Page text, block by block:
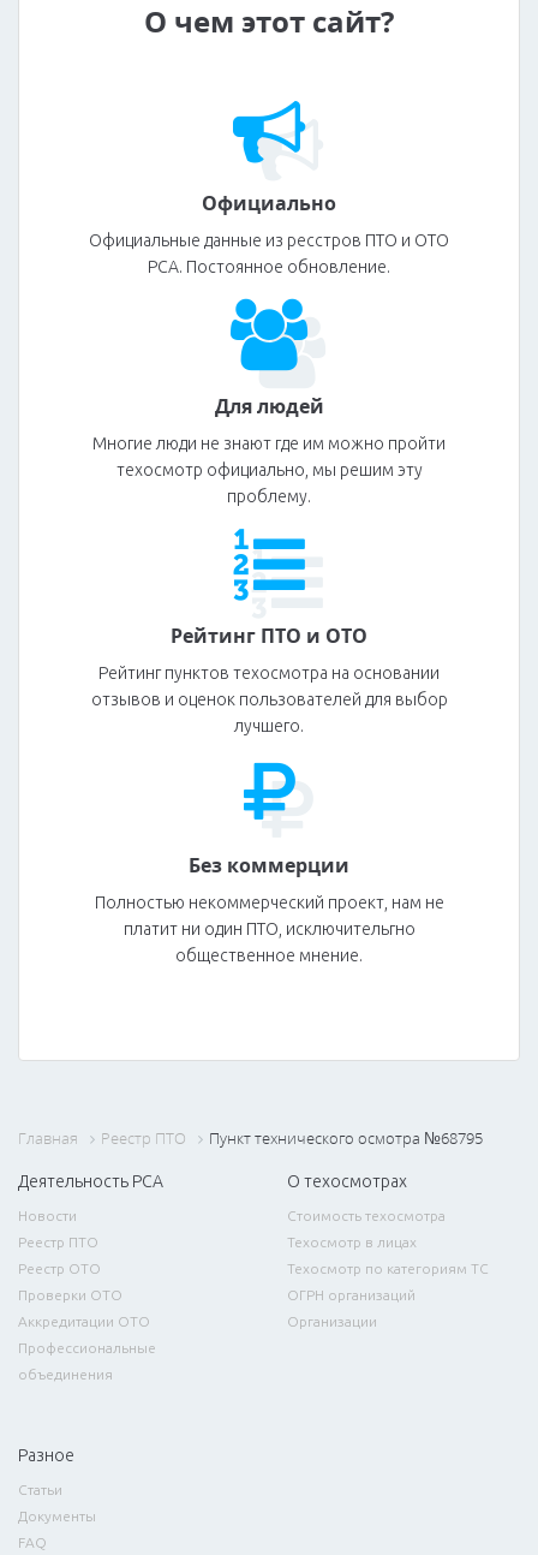
О чем этот сайт?
Официально
Официальные данные из ресстров ПТО и ОТО
РСА. Постоянное обновление.
Для людей
Многие люди не знают где им можно пройти
техосмотр официально, мы решим эту
проблему.
Рейтинг ПТО и ОТО
Рейтинг пунктов техосмотра на основании
отзывов и оценок пользователей для выбор
лучшего.
Без коммерции
Полностью некоммерческий проект, нам не
платит ни один ПТО, исключительгно
общественное мнение.
Главная Реестр ПТО Пункт технического осмотра №68795
Деятельность РСА
Новости
Реестр ПТО
Реестр ОТО
Проверки ОТО
Аккредитации ОТО
Профессиональные
объединения
О техосмотрах
Стоимость техосмотра
Техосмотр в лицах
Техосмотр по категориям ТС
ОГРН организаций
Организации
Разное
Статьи
Документы
FAQ